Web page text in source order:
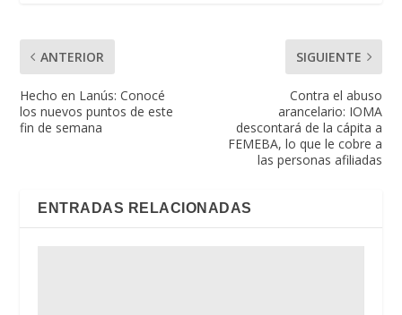
ANTERIOR
Hecho en Lanús: Conocé
los nuevos puntos de este
fin de semana
SIGUIENTE
Contra el abuso
arancelario: IOMA
descontará de la cápita a
FEMEBA, lo que le cobre a
las personas afiliadas
ENTRADAS RELACIONADAS